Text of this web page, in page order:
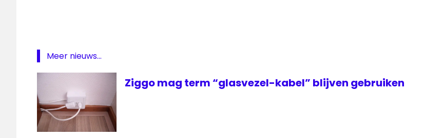
Meer nieuws...
Ziggo mag term “glasvezel-kabel” blijven gebruiken